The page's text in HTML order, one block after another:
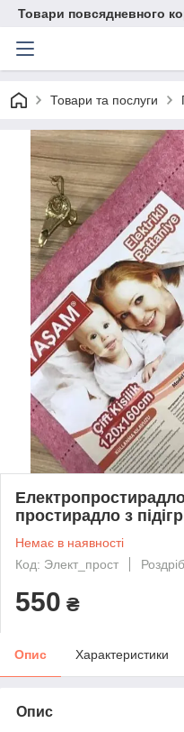
Товари повсядневного
Товари та послуги
простирадло з
Немає в наявності
Код: Элект_прост
Роздріб
550 ₴
Опис Характеристики
Опис